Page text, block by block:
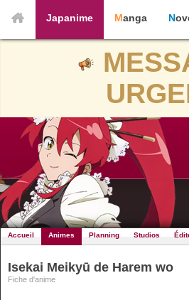
Japanime Manga
Accueil Animes Planning Studios
Isekai Meikyū de Harem wo
Fiche d'anime